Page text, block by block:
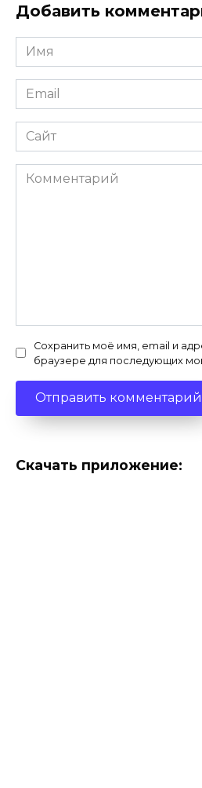
Добавить
Имя
*
Email
*
Сайт
Комментарий
Сохранить моё имя, email и
браузере для последующих
Скачать приложение: